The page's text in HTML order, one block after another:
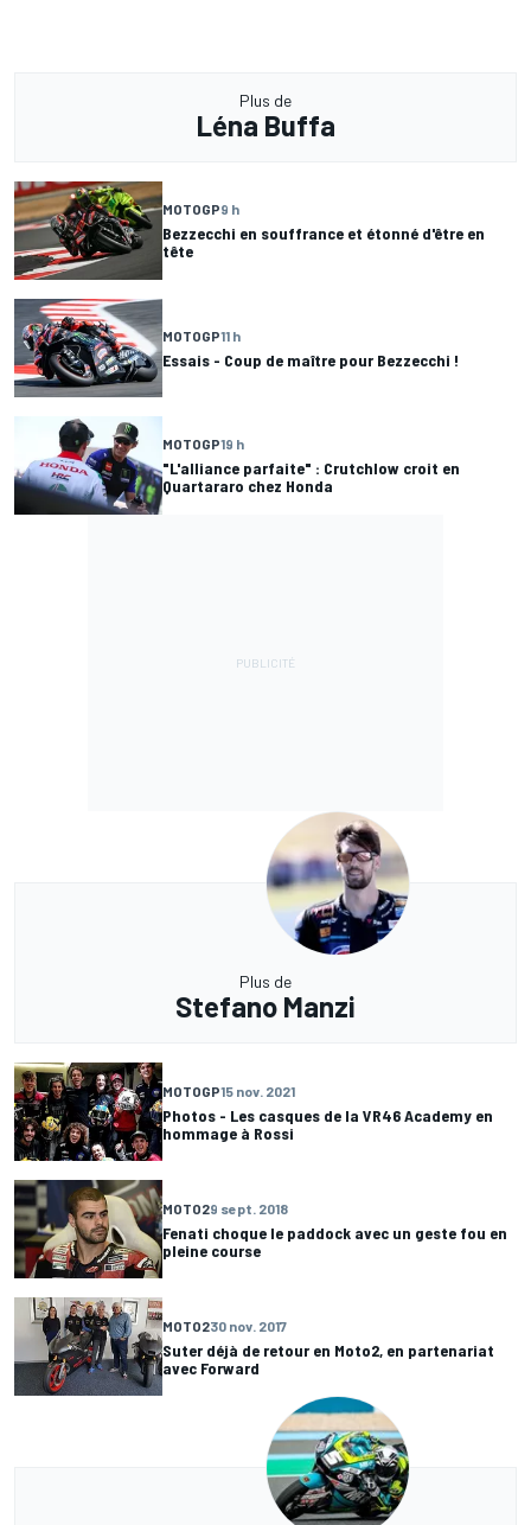
Plus de
Léna Buffa
MOTOGP9 h
Bezzecchi en souffrance et étonné d'être en
tête
MOTOGP11 h
Essais - Coup de maître pour Bezzecchi !
MOTOGP19 h
"L'alliance parfaite" : Crutchlow croit en
Quartararo chez Honda
Plus de
Stefano Manzi
MOTOGP15 nov. 2021
Photos - Les casques de la VR46 Academy en
hommage à Rossi
MOTO29 sept. 2018
Fenati choque le paddock avec un geste fou en
pleine course
MOTO230 nov. 2017
Suter déjà de retour en Moto2, en partenariat
avec Forward